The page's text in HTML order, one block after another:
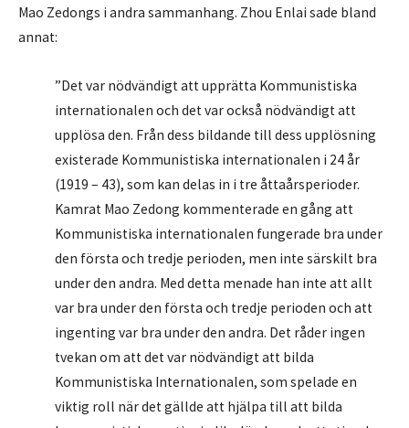
Mao Zedongs i andra sammanhang. Zhou Enlai sade bland
annat:
”Det var nödvändigt att upprätta Kommunistiska
internationalen och det var också nödvändigt att
upplösa den. Från dess bildande till dess upplösning
existerade Kommunistiska internationalen i 24 år
(1919 – 43), som kan delas in i tre åttaårsperioder.
Kamrat Mao Zedong kommenterade en gång att
Kommunistiska internationalen fungerade bra under
den första och tredje perioden, men inte särskilt bra
under den andra. Med detta menade han inte att allt
var bra under den första och tredje perioden och att
ingenting var bra under den andra. Det råder ingen
tvekan om att det var nödvändigt att bilda
Kommunistiska Internationalen, som spelade en
viktig roll när det gällde att hjälpa till att bilda